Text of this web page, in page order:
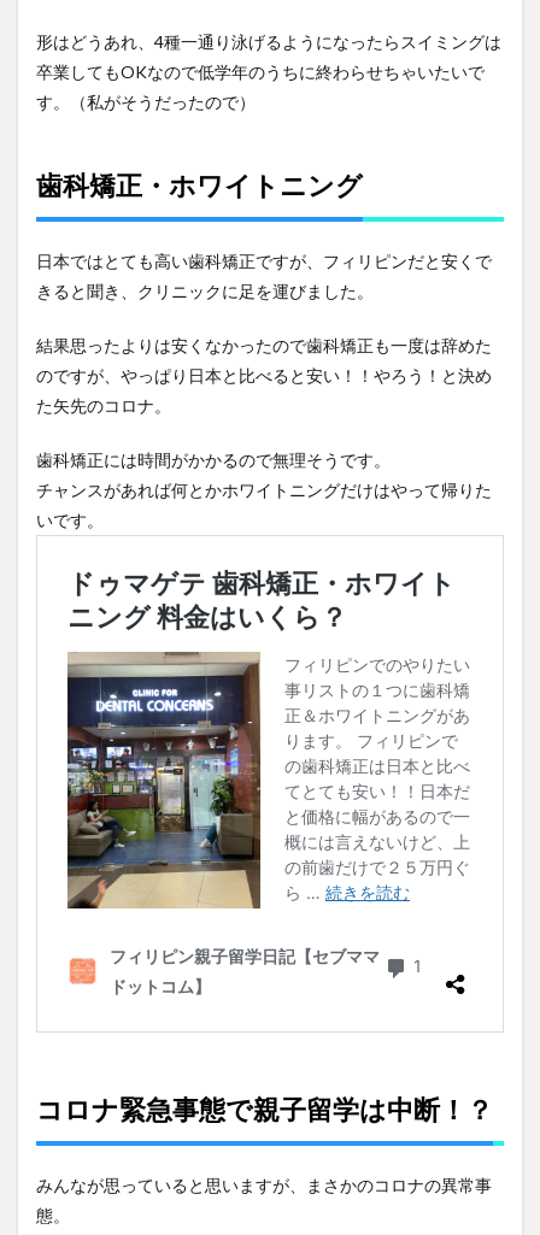
形はどうあれ、4種一通り泳げるようになったらスイミングは
卒業してもOKなので低学年のうちに終わらせちゃいたいで
す。（私がそうだったので）
歯科矯正・ホワイトニング
日本ではとても高い歯科矯正ですが、フィリピンだと安くで
きると聞き、クリニックに足を運びました。
結果思ったよりは安くなかったので歯科矯正も一度は辞めた
のですが、やっぱり日本と比べると安い！！やろう！と決め
た矢先のコロナ。
歯科矯正には時間がかかるので無理そうです。
チャンスがあれば何とかホワイトニングだけはやって帰りた
いです。
コロナ緊急事態で親子留学は中断！？
みんなが思っていると思いますが、まさかのコロナの異常事
態。